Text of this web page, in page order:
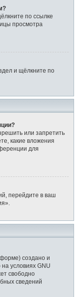
по ссылке
просмотра
и щёлкните по
или запретить
какие вложения
для
перейдите в ваш
создано и
на условиях GNU
свободно
сведений